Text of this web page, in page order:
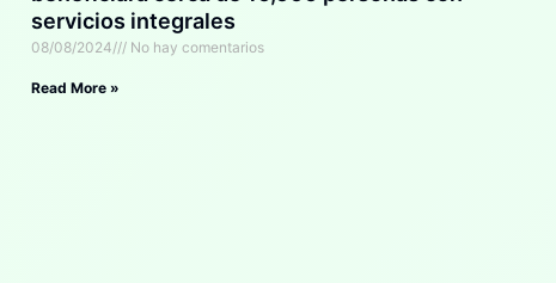
servicios integrales
08/08/2024 No hay comentarios
Read More »